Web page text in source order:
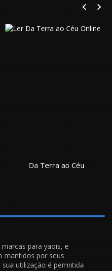
Céu Não é em
para yaois, e
mantidos por seus
utilização é permitida